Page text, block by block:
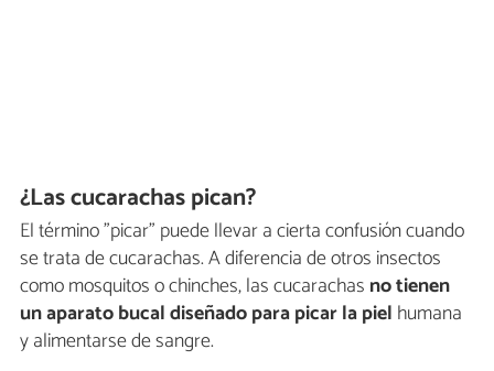
¿Las cucarachas pican?
El término "picar" puede llevar a cierta confusión cuando
se trata de cucarachas. A diferencia de otros insectos
como mosquitos o chinches, las cucarachas no tienen
un aparato bucal diseñado para picar la piel humana
y alimentarse de sangre.